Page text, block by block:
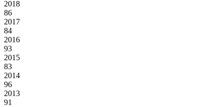
2018
86
2017
84
2016
93
2015
83
2014
96
2013
91